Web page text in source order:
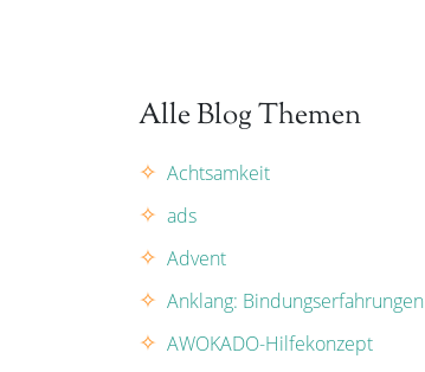
Alle Blog Themen
Achtsamkeit
ads
Advent
Anklang: Bindungserfahrungen
AWOKADO-Hilfekonzept